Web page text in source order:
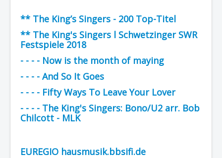
** The King’s Singers - 200 Top-Titel
** The King's Singers l Schwetzinger SWR
Festspiele 2018
- - - - Now is the month of maying
- - - - And So It Goes
- - - - Fifty Ways To Leave Your Lover
- - - - The King's Singers: Bono/U2 arr. Bob
Chilcott - MLK
EUREGIO hausmusik.bbsifi.de